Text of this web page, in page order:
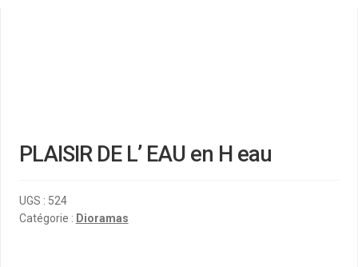
Mon panier
Mon compte
PLAISIR DE L’ EAU en H eau
UGS : 524
Catégorie : Dioramas